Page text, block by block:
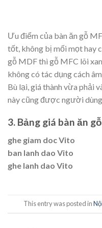
Ưu điểm của bàn ăn gỗ
tốt, không bị mối mọt hay
gỗ MDF thì gỗ MFC lõi
không có tác dụng cách
Bù lại, giá thành vừa phải
này cũng được người
3. Bảng giá bàn ăn
ghe giam doc Vito
ban lanh dao Vito
ghe lanh dao Vito
This entry was posted in